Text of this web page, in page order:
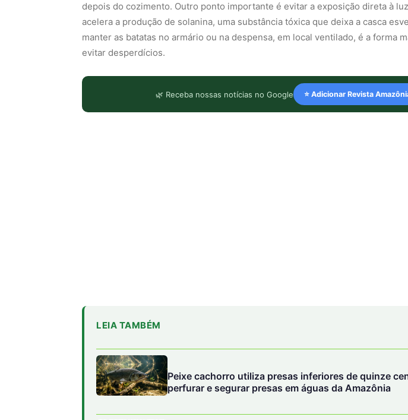
depois do cozimento. Outro ponto importante é evitar a exposição direta à
acelera a produção de solanina, uma substância tóxica que deixa a casca
manter as batatas no armário ou na despensa, em local ventilado, é a forma
evitar desperdícios.
🌿 Receba nossas notícias no Google ⭐ Adicionar Revista
LEIA TAMBÉM
Peixe cachorro utiliza presas inferiores de quinze
perfurar e segurar presas em águas da Amazônia